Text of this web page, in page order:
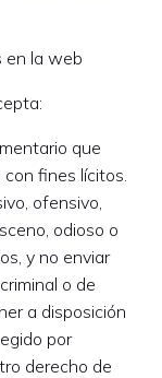
en la web
que
fines lícitos.
ofensivo,
odioso o
y no enviar
o de
a disposición
por
derecho de